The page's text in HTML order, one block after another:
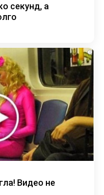
секунд, а
i
Видео не